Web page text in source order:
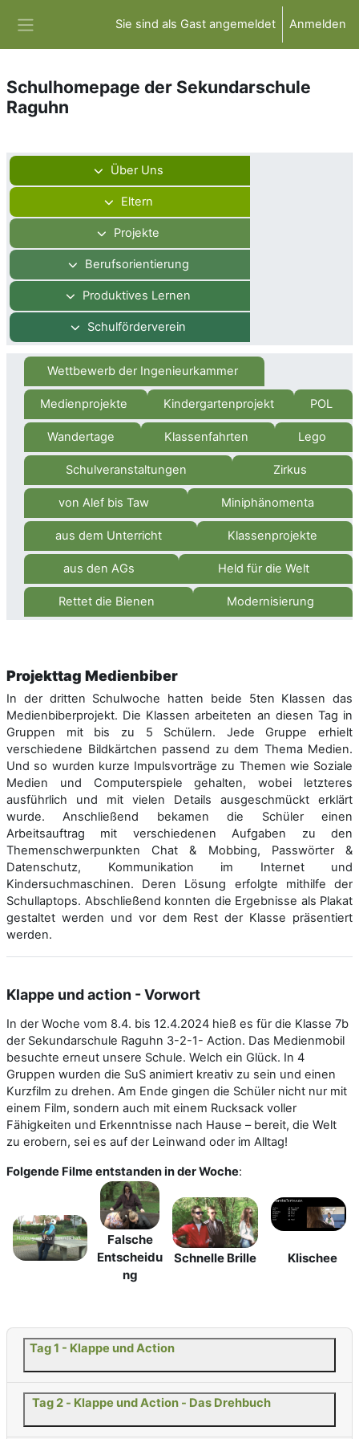
Sie sind als Gast angemeldet Anmelden
Schulhomepage der Sekundarschule
Raguhn
Über Uns
Eltern
Projekte
Berufsorientierung
Produktives Lernen
Schulförderverein
Wettbewerb der Ingenieurkammer
Medienprojekte Kindergartenprojekt POL
Wandertage Klassenfahrten Lego
Schulveranstaltungen Zirkus
von Alef bis Taw Miniphänomenta
aus dem Unterricht Klassenprojekte
aus den AGs Held für die Welt
Rettet die Bienen Modernisierung
Projekttag Medienbiber
In der dritten Schulwoche hatten beide 5ten Klassen das
Medienbiberprojekt. Die Klassen arbeiteten an diesen Tag in
Gruppen mit bis zu 5 Schülern. Jede Gruppe erhielt
verschiedene Bildkärtchen passend zu dem Thema Medien.
Und so wurden kurze Impulsvorträge zu Themen wie Soziale
Medien und Computerspiele gehalten, wobei letzteres
ausführlich und mit vielen Details ausgeschmückt erklärt
wurde. Anschließend bekamen die Schüler einen
Arbeitsauftrag mit verschiedenen Aufgaben zu den
Themenschwerpunkten Chat & Mobbing, Passwörter &
Datenschutz, Kommunikation im Internet und
Kindersuchmaschinen. Deren Lösung erfolgte mithilfe der
Schullaptops. Abschließend konnten die Ergebnisse als Plakat
gestaltet werden und vor dem Rest der Klasse präsentiert
werden.
Klappe und action - Vorwort
In der Woche vom 8.4. bis 12.4.2024 hieß es für die Klasse 7b
der Sekundarschule Raguhn 3-2-1- Action. Das Medienmobil
besuchte erneut unsere Schule. Welch ein Glück. In 4
Gruppen wurden die SuS animiert kreativ zu sein und einen
Kurzfilm zu drehen. Am Ende gingen die Schüler nicht nur mit
einem Film, sondern auch mit einem Rucksack voller
Fähigkeiten und Erkenntnisse nach Hause – bereit, die Welt
zu erobern, sei es auf der Leinwand oder im Alltag!
Folgende Filme entstanden in der Woche:
Falsche
Entscheidu
ng
Schnelle Brille Klischee
Tag 1 - Klappe und Action
Tag 2 - Klappe und Action - Das Drehbuch